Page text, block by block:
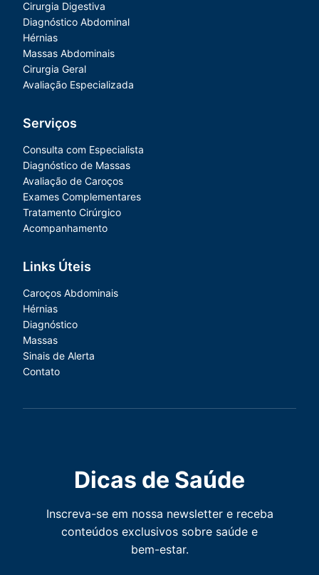
Cirurgia Digestiva
Diagnóstico Abdominal
Hérnias
Massas Abdominais
Cirurgia Geral
Avaliação Especializada
Serviços
Consulta com Especialista
Diagnóstico de Massas
Avaliação de Caroços
Exames Complementares
Tratamento Cirúrgico
Acompanhamento
Links Úteis
Caroços Abdominais
Hérnias
Diagnóstico
Massas
Sinais de Alerta
Contato
Dicas de Saúde
Inscreva-se em nossa newsletter e receba
conteúdos exclusivos sobre saúde e
bem-estar.